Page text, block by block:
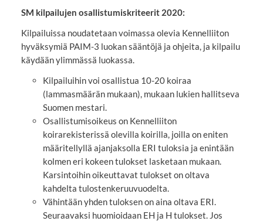
SM kilpailujen osallistumiskriteerit 2020:
Kilpailuissa noudatetaan voimassa olevia Kennelliiton
hyväksymiä PAIM-3 luokan sääntöjä ja ohjeita, ja kilpailu
käydään ylimmässä luokassa.
Kilpailuihin voi osallistua 10-20 koiraa
(lammasmäärän mukaan), mukaan lukien hallitseva
Suomen mestari.
Osallistumisoikeus on Kennelliiton
koirarekisterissä olevilla koirilla, joilla on eniten
määritellyllä ajanjaksolla ERI tuloksia ja enintään
kolmen eri kokeen tulokset lasketaan mukaan.
Karsintoihin oikeuttavat tulokset on oltava
kahdelta tulostenkeruuvuodelta.
Vähintään yhden tuloksen on aina oltava ERI.
Seuraavaksi huomioidaan EH ja H tulokset. Jos